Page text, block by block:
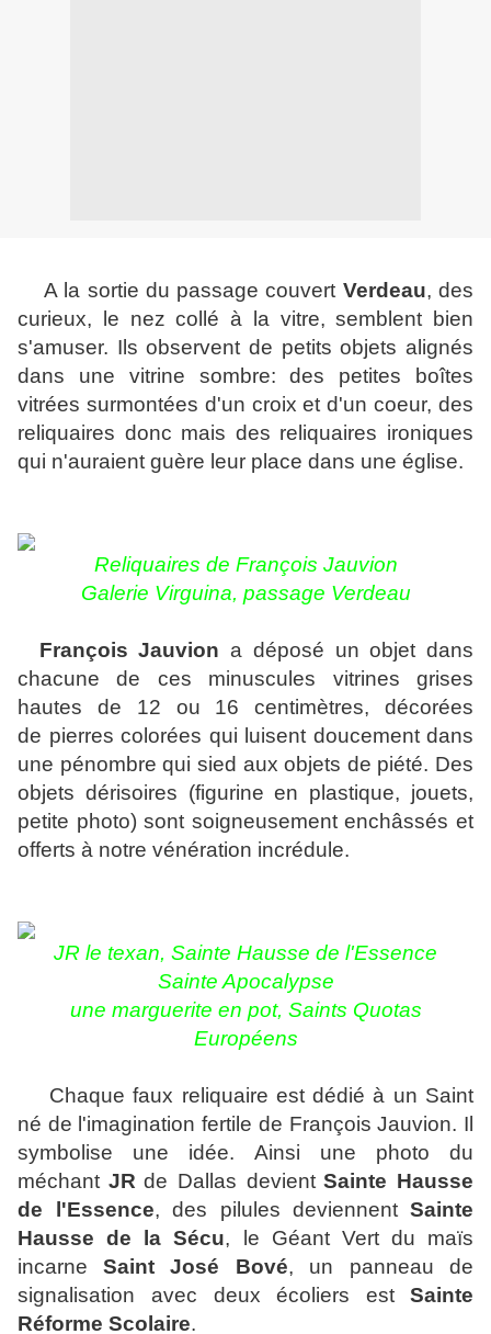
A la sortie du passage couvert Verdeau, des
curieux, le nez collé à la vitre, semblent bien
s'amuser. Ils observent de petits objets alignés
dans une vitrine sombre: des petites boîtes
vitrées surmontées d'un croix et d'un coeur, des
reliquaires donc mais des reliquaires ironiques
qui n'auraient guère leur place dans une église.
Reliquaires de François Jauvion
Galerie Virguina, passage Verdeau
François Jauvion a déposé un objet dans
chacune de ces minuscules vitrines grises
hautes de 12 ou 16 centimètres, décorées
de pierres colorées qui luisent doucement dans
une pénombre qui sied aux objets de piété. Des
objets dérisoires (figurine en plastique, jouets,
petite photo) sont soigneusement enchâssés et
offerts à notre vénération incrédule.
JR le texan, Sainte Hausse de l'Essence
Sainte Apocalypse
une marguerite en pot, Saints Quotas
Européens
Chaque faux reliquaire est dédié à un Saint
né de l'imagination fertile de François Jauvion. Il
symbolise une idée. Ainsi une photo du
méchant JR de Dallas devient Sainte Hausse
de l'Essence, des pilules deviennent Sainte
Hausse de la Sécu, le Géant Vert du maïs
incarne
Saint José Bové, un panneau de
signalisation avec deux écoliers est
Sainte
Réforme Scolaire.